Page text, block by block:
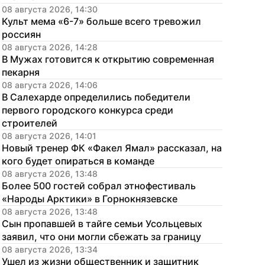
08 августа 2026, 14:30
Культ мема «6-7» больше всего тревожил
россиян
08 августа 2026, 14:28
В Мужах готовится к открытию современная
пекарня
08 августа 2026, 14:06
В Салехарде определились победители
первого городского конкурса среди
строителей
08 августа 2026, 14:01
Новый тренер ФК «Факел Ямал» рассказал, на
кого будет опираться в команде
08 августа 2026, 13:48
Более 500 гостей собрал этнофестиваль
«Народы Арктики» в Горнокнязевске
08 августа 2026, 13:48
Сын пропавшей в тайге семьи Усольцевых
заявил, что они могли сбежать за границу
08 августа 2026, 13:34
Ушел из жизни общественник и защитник